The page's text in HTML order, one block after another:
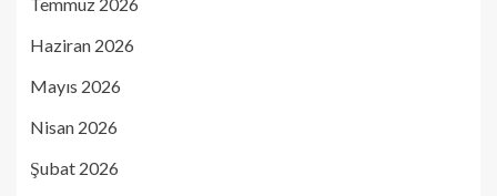
Haziran 2026
Mayıs 2026
Nisan 2026
Şubat 2026